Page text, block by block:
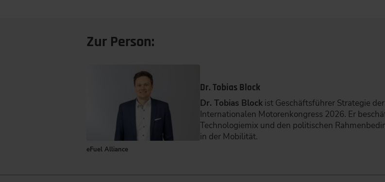
Zur Person:
eFuel Alliance
Dr. Tobias Block
Dr. Tobias Block ist Geschäftsführer Strategie
Internationalen Motorenkongress 2026. Er
Technologiemix und den politischen
in der Mobilität.